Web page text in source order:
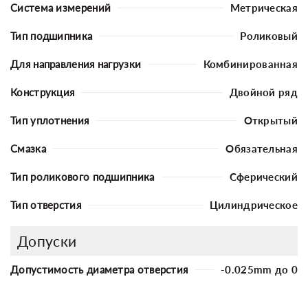
Система измерений Метрическая
Тип подшипника Роликовый
Для направления нагрузки Комбинированная
Конструкция Двойной ряд
Тип уплотнения Открытый
Смазка Обязательная
Тип роликового подшипника Сферический
Тип отверстия Цилиндрическое
Допуски
Допустимость диаметра отверстия -0.025mm до 0